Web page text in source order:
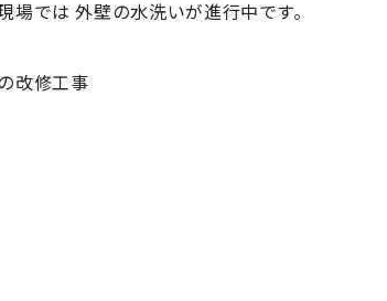
では 外壁の水洗いが進行中です。
改修工事